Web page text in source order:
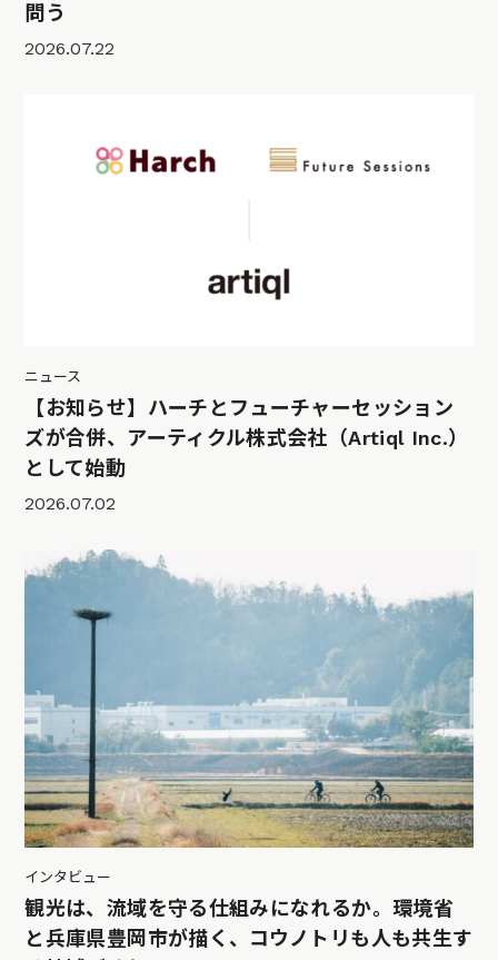
問う
2026.07.22
ニュース
【お知らせ】ハーチとフューチャーセッション
ズが合併、アーティクル株式会社（Artiql Inc.）
として始動
2026.07.02
インタビュー
観光は、流域を守る仕組みになれるか。環境省
と兵庫県豊岡市が描く、コウノトリも人も共生す